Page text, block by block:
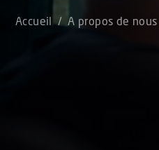
n
Accueil / A propos de nous